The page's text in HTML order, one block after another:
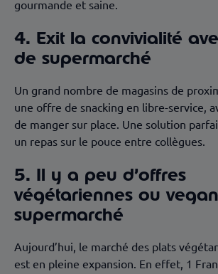
gourmande et saine.
4. Exit la convivialité
de supermarché
Un grand nombre de magasins de
une offre de snacking en libre-service,
de manger sur place. Une solution
un repas sur le pouce entre collègues.
5. Il y a peu d’offres
végétariennes ou
supermarché
Aujourd’hui, le marché des plats
est en pleine expansion. En effet, 1